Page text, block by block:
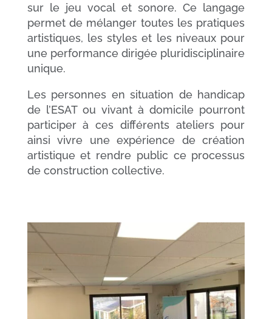
sur le jeu vocal et sonore. Ce langage
permet de mélanger toutes les pratiques
artistiques, les styles et les niveaux pour
une performance dirigée pluridisciplinaire
unique.
Les personnes en situation de handicap
de l’ESAT ou vivant à domicile pourront
participer à ces différents ateliers pour
ainsi vivre une expérience de création
artistique et rendre public ce processus
de construction collective.